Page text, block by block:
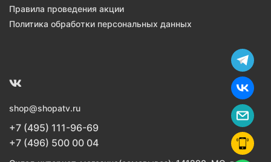
Правила проведения акции
Политика обработки персональных данных
shop@shopatv.ru
+7 (495) 111-96-69
+7 (496) 500 00 04